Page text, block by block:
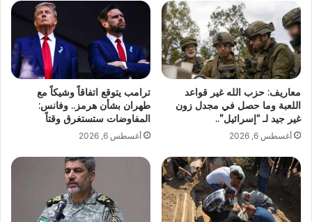
معاريف: حزب الله غير قواعد
اللعبة وما حصل في مجدل زون
غير جيد لـ “إسرائيل”..
أغسطس 6, 2026
ترامب يتوقع اتفاقاً وشيكاً مع
طهران بشأن هرمز.. وفانس:
المفاوضات ستستغرق وقتاً
أغسطس 6, 2026